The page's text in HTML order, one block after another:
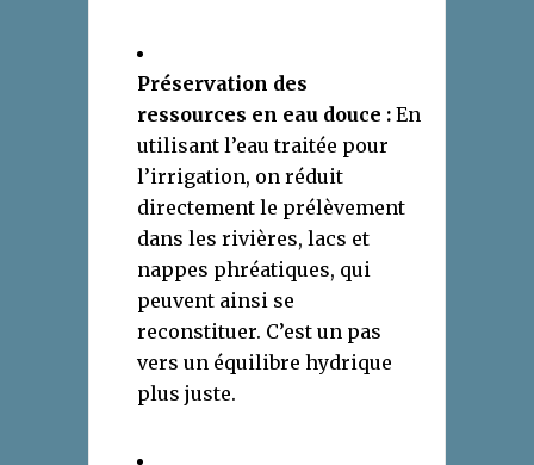
Préservation des
ressources en eau douce : En
utilisant l’eau traitée pour
l’irrigation, on réduit
directement le prélèvement
dans les rivières, lacs et
nappes phréatiques, qui
peuvent ainsi se
reconstituer. C’est un pas
vers un équilibre hydrique
plus juste.